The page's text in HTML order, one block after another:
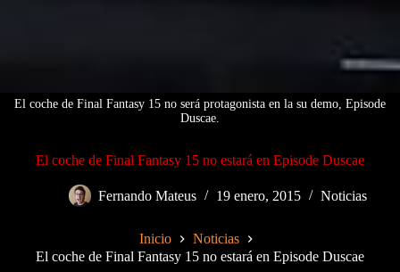
El coche de Final Fantasy 15 no será protagonista en la su demo, Episode
Duscae.
El coche de Final Fantasy 15 no estará en Episode Duscae
Fernando Mateus 19 enero, 2015 Noticias
Inicio
Noticias
El coche de Final Fantasy 15 no estará en Episode Duscae